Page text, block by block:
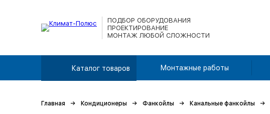
ПОДБОР ОБОРУДОВАНИЯ
ПРОЕКТИРОВАНИЕ
МОНТАЖ ЛЮБОЙ СЛОЖНОСТИ
Каталог товаров Монтажные работы
Главная Кондиционеры Фанкойлы Канальные фанкойлы